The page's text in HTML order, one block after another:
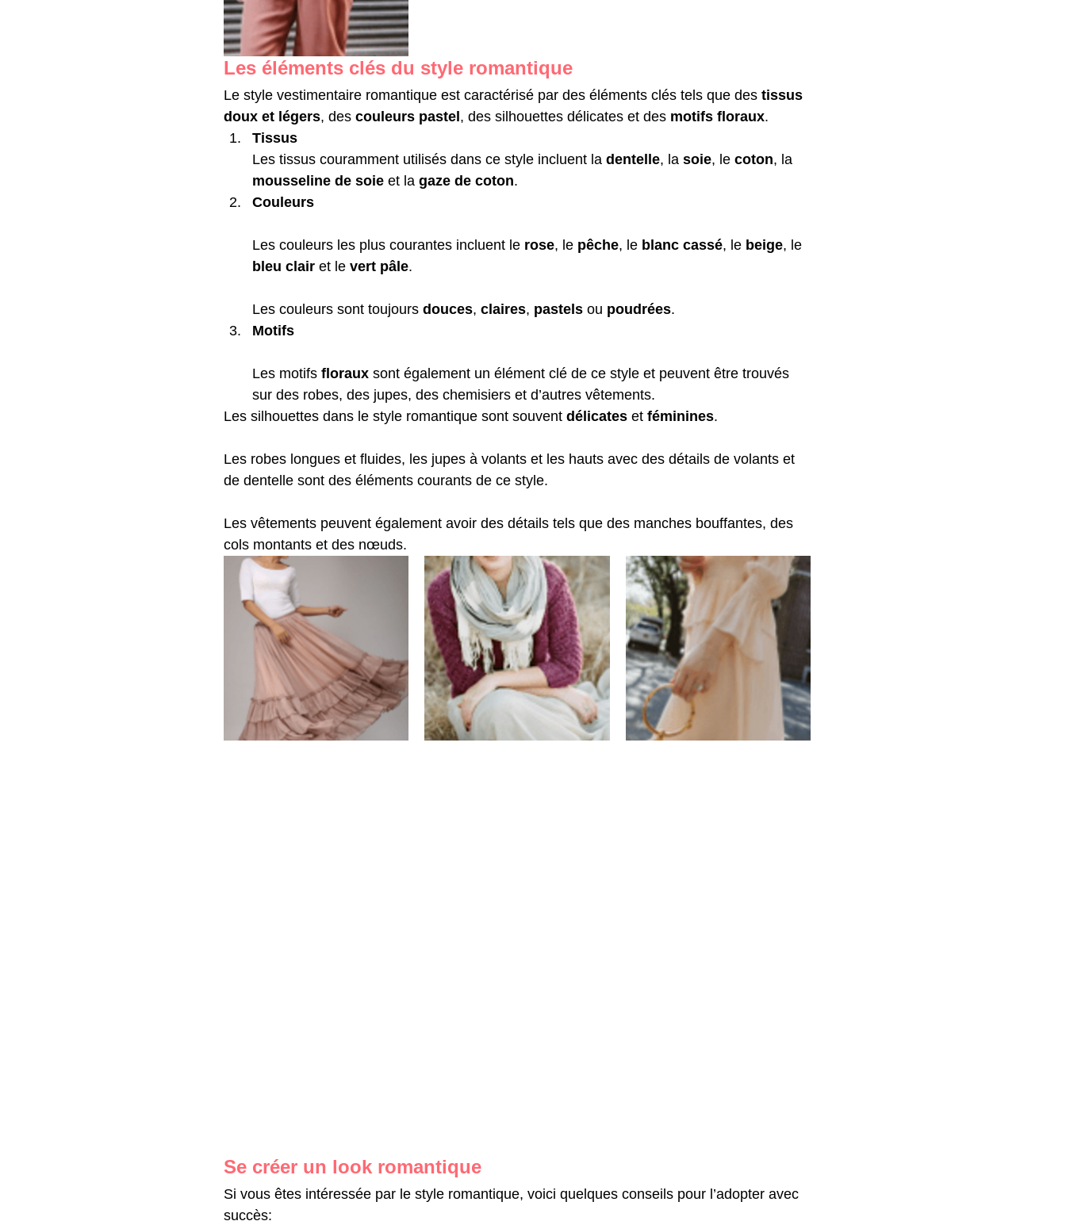
Les éléments clés du style romantique
Le style vestimentaire romantique est caractérisé par des éléments clés tels que des tissus
doux et légers, des couleurs pastel , des silhouettes délicates et des motifs floraux.
Tissus
Les tissus couramment utilisés dans ce style incluent la dentelle, la soie, le coton, la
mousseline de soie et la gaze de coton.
Couleurs
Les couleurs les plus courantes incluent le rose, le pêche, le blanc cassé, le beige, le
bleu clair et le vert pâle.
Les couleurs sont toujours douces, claires, pastels ou poudrées.
Motifs
Les motifs floraux sont également un élément clé de ce style et peuvent être trouvés
sur des robes, des jupes, des chemisiers et d’autres vêtements.
Les silhouettes dans le style romantique sont souvent délicates et féminines.
Les robes longues et fluides, les jupes à volants et les hauts avec des détails de volants et
de dentelle sont des éléments courants de ce style.
Les vêtements peuvent également avoir des détails tels que des manches bouffantes, des
cols montants et des nœuds.
Se créer un look romantique
Si vous êtes intéressée par le style romantique, voici quelques conseils pour l’adopter avec
succès: